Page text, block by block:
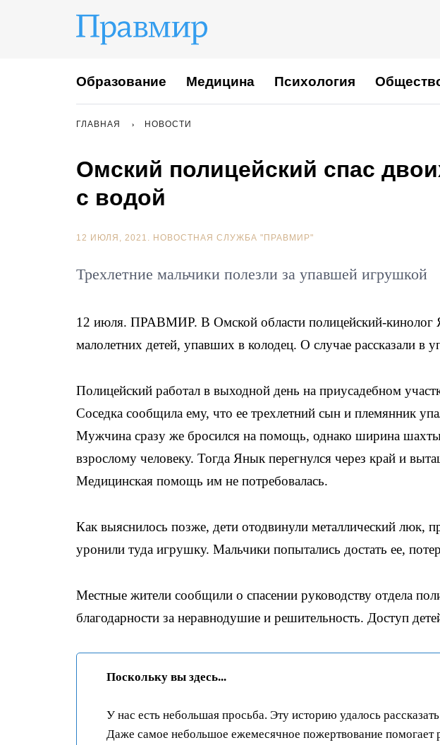
Образование Медицина Психология
ГЛАВНАЯ НОВОСТИ
Омский полицейский спас
с водой
12 ИЮЛЯ, 2021. НОВОСТНАЯ СЛУЖБА "ПРАВМИР"
Трехлетние мальчики полезли за упавшей игрушкой
12 июля. ПРАВМИР. В Омской области полицейский-кинолог
малолетних детей, упавших в колодец. О случае рассказали в
Полицейский работал в выходной день на приусадебном
Соседка сообщила ему, что ее трехлетний сын и племянник
Мужчина сразу же бросился на помощь, однако ширина шахты
взрослому человеку. Тогда Янык перегнулся через край и
Медицинская помощь им не потребовалась.
Как выяснилось позже, дети отодвинули металлический люк,
уронили туда игрушку. Мальчики попытались достать ее,
Местные жители сообщили о спасении руководству отдела
благодарности за неравнодушие и решительность. Доступ
Поскольку вы здесь...
У нас есть небольшая просьба. Эту историю удалось
Даже самое небольшое ежемесячное пожертвование помогает